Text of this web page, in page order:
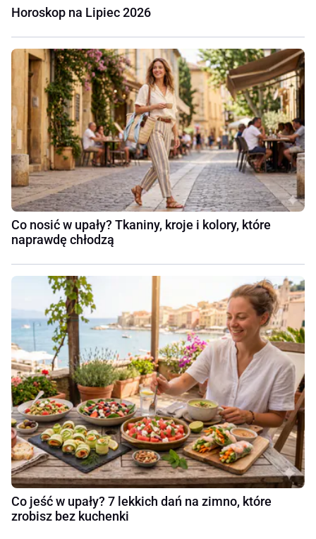
Horoskop na Lipiec 2026
Co nosić w upały? Tkaniny, kroje i kolory, które
naprawdę chłodzą
Co jeść w upały? 7 lekkich dań na zimno, które
zrobisz bez kuchenki